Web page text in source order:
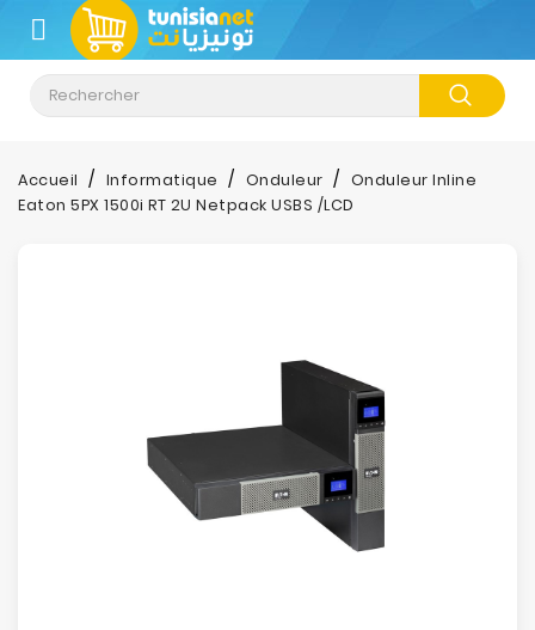
CATÉGORIE
Accueil Informatique Onduleur
Onduleur Inline
Eaton 5PX 1500i RT 2U Netpack USBS /LCD